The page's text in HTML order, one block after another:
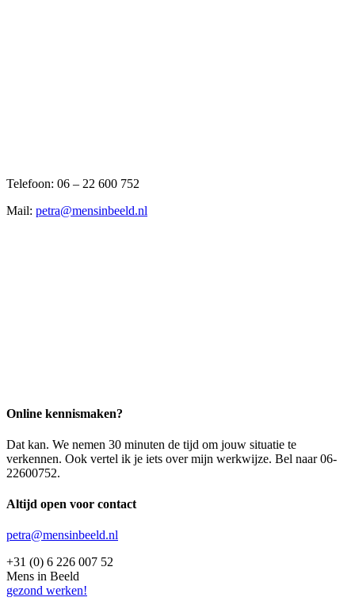
Telefoon: 06 – 22 600 752
Mail: petra@mensinbeeld.nl
Online kennismaken?
Dat kan. We nemen 30 minuten de tijd om jouw situatie te
verkennen. Ook vertel ik je iets over mijn werkwijze. Bel naar 06-
22600752.
Altijd open voor contact
petra@mensinbeeld.nl
+31 (0) 6 226 007 52
Mens in Beeld
gezond werken!